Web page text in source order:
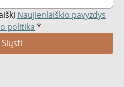
Naujienlaiškio pavyzdys
politika *
Siųsti